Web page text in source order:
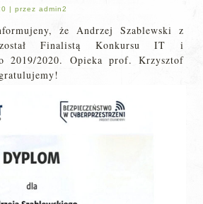
|przez admin2
że Andrzej Szablewski z
Finalistą Konkursu IT i
2019/2020. Opieka prof. Krzysztof